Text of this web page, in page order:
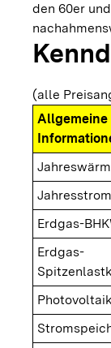
den 60er
(alle
Allgemeine
Erdgas-
Erdgas-